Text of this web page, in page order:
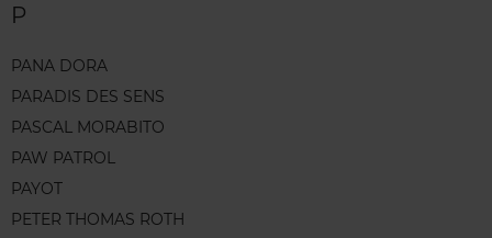
P
PANA DORA
PARADIS DES SENS
PASCAL MORABITO
PAW PATROL
PAYOT
PETER THOMAS ROTH